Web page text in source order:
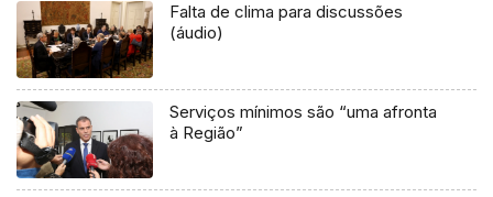
Falta de clima para discussões
(áudio)
Serviços mínimos são “uma afronta
à Região”